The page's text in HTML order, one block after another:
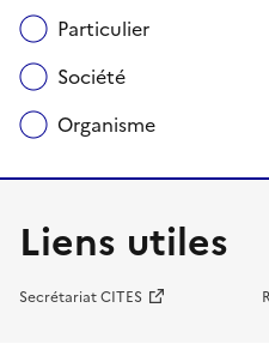
Particulier
Société
Organisme
Liens utiles
Secrétariat CITES